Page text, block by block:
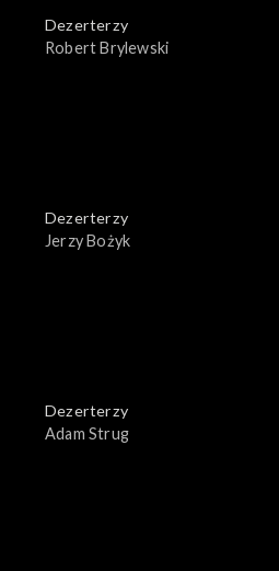
Dezerterzy
Robert Brylewski
Dezerterzy
Jerzy Bożyk
Dezerterzy
Adam Strug